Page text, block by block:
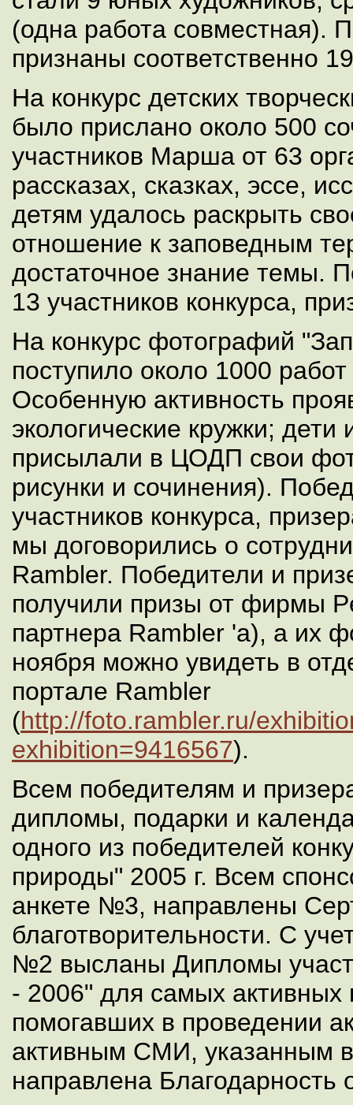
(одна работа совместная).
признаны соответственно
На конкурс детских
было прислано около 500
участников Марша от 63
рассказах, сказках, эссе,
детям удалось раскрыть
отношение к заповедным
достаточное знание темы.
13 участников конкурса,
На конкурс фотографий
поступило около 1000
Особенную активность
экологические кружки; дети
присылали в ЦОДП свои
рисунки и сочинения).
участников конкурса,
мы договорились о
Rambler. Победители и
получили призы от фирмы
партнера Rambler 'а), а их
ноября можно увидеть в
портале Rambler
(http://foto.rambler.ru/
exhibition=9416567).
Всем победителям и
дипломы, подарки и
одного из победителей
природы" 2005 г. Всем
анкете №3, направлены
благотворительности. С
№2 высланы Дипломы
- 2006" для самых активных
помогавших в проведении
активным СМИ, указанным
направлена